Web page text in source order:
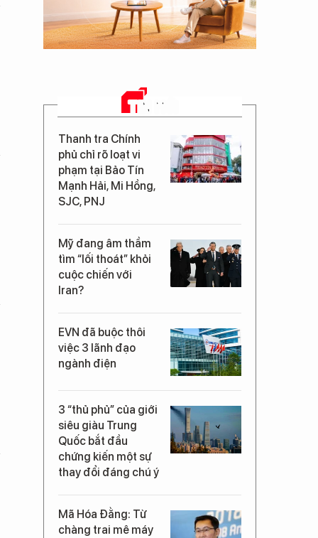
TIN MỚI
Thanh tra Chính
phủ chỉ rõ loạt vi
phạm tại Bảo Tín
Mạnh Hải, Mi Hồng,
SJC, PNJ
Mỹ đang âm thầm
tìm “lối thoát” khỏi
cuộc chiến với
Iran?
EVN đã buộc thôi
việc 3 lãnh đạo
ngành điện
3 “thủ phủ” của giới
siêu giàu Trung
Quốc bắt đầu
chứng kiến một sự
thay đổi đáng chú ý
Mã Hóa Đằng: Từ
chàng trai mê máy